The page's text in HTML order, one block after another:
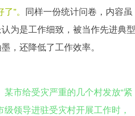
”。
同样一份统计问卷，内容虽
为是工作细致，被当作先进典型
，还降低了工作效率。
某市给受灾严重的几个村发放“紧
领导进驻受灾村开展工作时，